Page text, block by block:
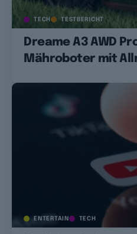
TECH TESTBERICHT
Dreame A3 AWD
Mähroboter mit
ENTERTAIN TECH